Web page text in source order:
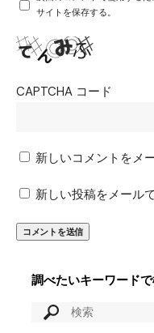
サイトを保存する。
CAPTCHA コード
新しいコメントをメ
新しい投稿をメール
調べたいキーワード